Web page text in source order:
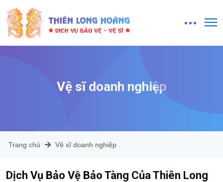
Vệ sĩ doanh nghiệp
Trang chủ Vệ sĩ doanh nghiệp
Dịch Vụ Bảo Vệ Bảo Tàng Của Thiên Long